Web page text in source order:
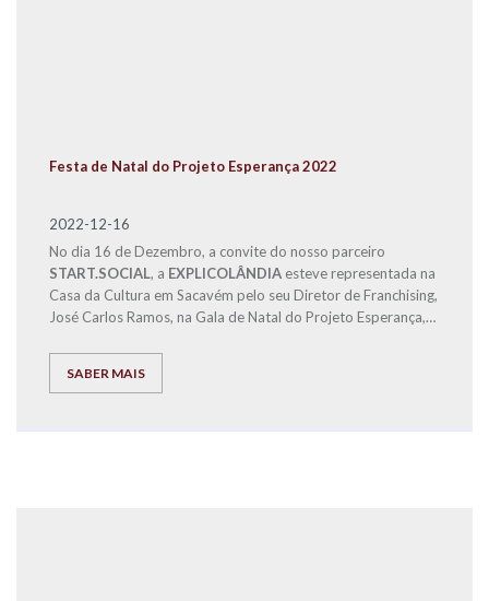
Festa de Natal do Projeto Esperança 2022
2022-12-16
No dia 16 de Dezembro, a convite do nosso parceiro
START.SOCIAL, a EXPLICOLÂNDIA esteve representada na
Casa da Cultura em Sacavém pelo seu Diretor de Franchising,
José Carlos Ramos, na Gala de Natal do Projeto Esperança,
no VIII Fórum de Educação e nosso Centro de Estudos, para
SABER MAIS